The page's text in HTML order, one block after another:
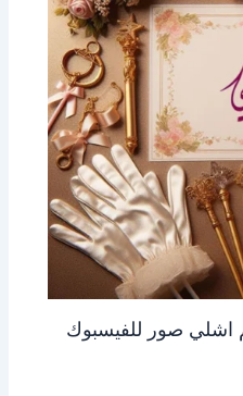
اشلي صور للفيسبوك